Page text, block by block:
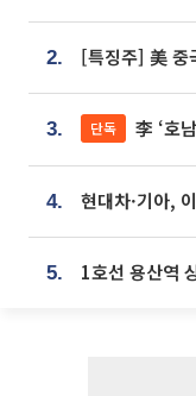
2.
3. 단독 李 ‘호남형
4.
5.